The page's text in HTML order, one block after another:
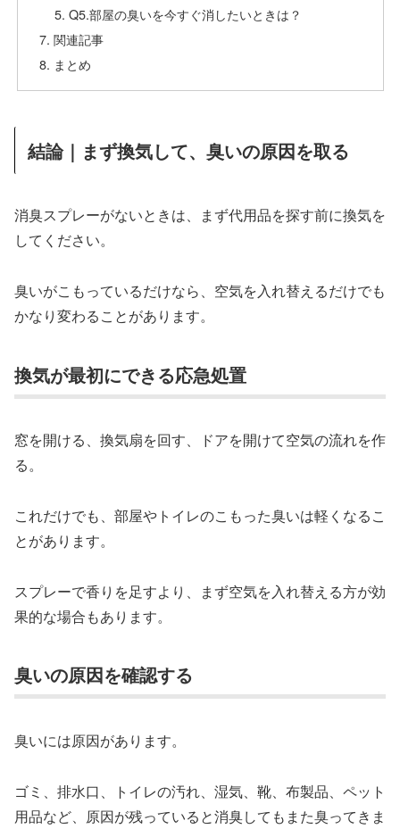
Q5.部屋の臭いを今すぐ消したいときは？
関連記事
まとめ
結論｜まず換気して、臭いの原因を取る
消臭スプレーがないときは、まず代用品を探す前に換気を
してください。
臭いがこもっているだけなら、空気を入れ替えるだけでも
かなり変わることがあります。
換気が最初にできる応急処置
窓を開ける、換気扇を回す、ドアを開けて空気の流れを作
る。
これだけでも、部屋やトイレのこもった臭いは軽くなるこ
とがあります。
スプレーで香りを足すより、まず空気を入れ替える方が効
果的な場合もあります。
臭いの原因を確認する
臭いには原因があります。
ゴミ、排水口、トイレの汚れ、湿気、靴、布製品、ペット
用品など、原因が残っていると消臭してもまた臭ってきま